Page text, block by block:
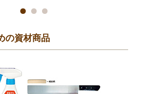
の資材商品